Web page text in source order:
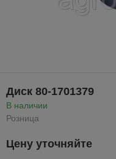
Диск 80-1701379
В наличии
Розница
Цену уточняйте